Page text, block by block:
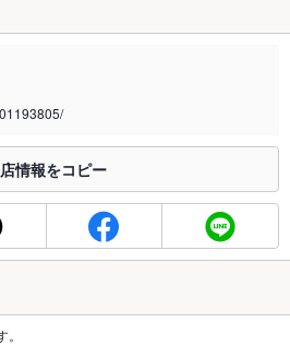
法律が施行されています。正しい情報はお店へお問い
んが、ゆったりソファー席ございます
情報をコピー